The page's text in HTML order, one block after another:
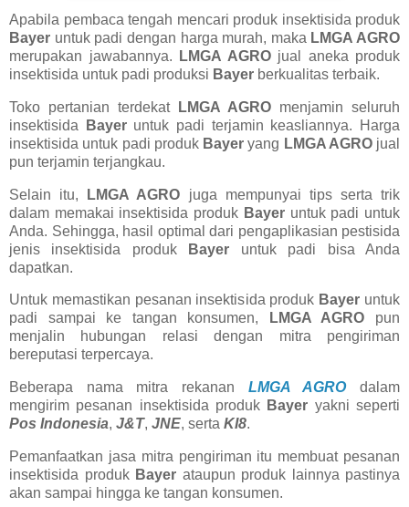
Apabila pembaca tengah mencari produk insektisida produk
Bayer untuk padi dengan harga murah, maka LMGA AGRO
merupakan jawabannya.
LMGA AGROjual aneka produk
insektisida untuk padi produksi Bayer berkualitas terbaik.
Toko pertanian terdekat LMGA AGRO menjamin seluruh
insektisida
Bayeruntuk padi terjamin keasliannya. Harga
insektisida untuk padi produk Bayer yang LMGA AGROjual
pun terjamin terjangkau.
Selain itu, LMGA AGRO juga mempunyai tips serta trik
dalam memakai insektisida produk Bayeruntuk padi untuk
Anda. Sehingga, hasil optimal dari pengaplikasian pestisida
jenis insektisida produk
Bayer untuk padi bisa Anda
dapatkan.
Untuk memastikan pesanan insektisida produk Bayer untuk
padi sampai ke tangan konsumen, LMGA AGRO pun
menjalin hubungan relasi dengan mitra pengiriman
bereputasi terpercaya.
Beberapa nama mitra rekanan LMGA AGROdalam
mengirim pesanan insektisida produk Bayer yakni seperti
Pos Indonesia, J&T, JNE, serta KI8.
Pemanfaatkan jasa mitra pengiriman itu membuat pesanan
insektisida produk Bayer ataupun produk lainnya pastinya
akan sampai hingga ke tangan konsumen.